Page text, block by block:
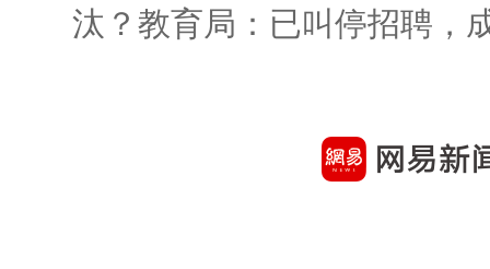
汰？教育局：已叫停招聘，